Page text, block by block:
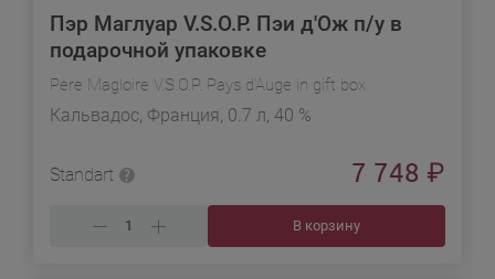
Пэр Маглуар V.S.O.P. Пэи д'Ож п/у в
подарочной упаковке
Pere Magloire V.S.O.P. Pays d'Auge in gift box
Кальвадос, Франция, 0.7 л, 40 %
Standart 7 748 ₽
В корзину